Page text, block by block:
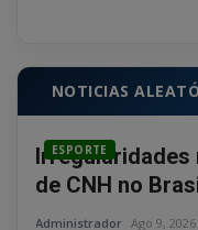
NOTICIAS
ESPORTE
Irregularidades
de CNH no
Administrador Ago 9, 2026